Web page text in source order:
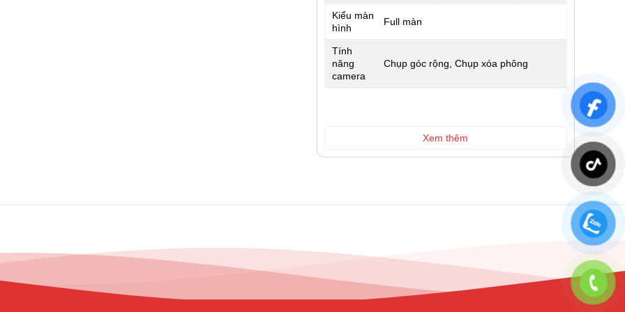
Samsung đã sử dụng kính siêu mỏng (UTG) dày hơn trên màn
ra, chính Samsung cũng cho biết họ đã sản xuất Z Flip6 như là
Kiểu màn
hình
Full màn
Tính
năng
camera
Chụp góc rộng, Chụp xóa phông
Xem thêm